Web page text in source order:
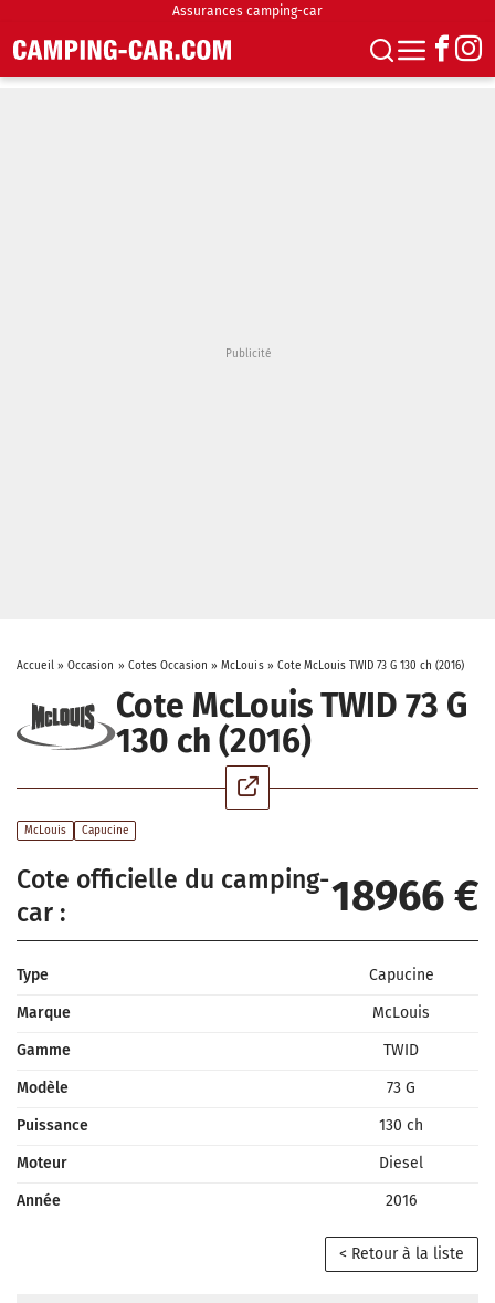
Assurances camping-car
Accueil» Occasion » Cotes Occasion » McLouis» Cote McLouis TWID 73 G 130 ch (2016)
Cote McLouis TWID 73 G
130 ch (2016)
McLouis Capucine
Cote officielle du camping-
car :
18966 €
Type
Capucine
Marque
McLouis
Gamme
TWID
Modèle
73 G
Puissance
130 ch
Moteur
Diesel
Année
2016
< Retour à la liste